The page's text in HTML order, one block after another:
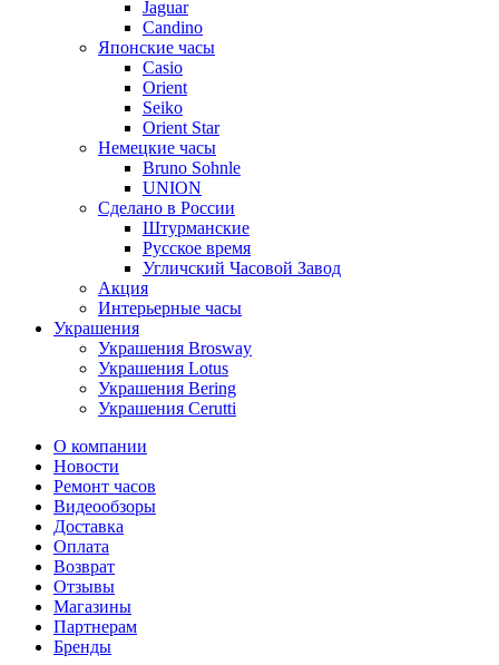
Jaguar
Candino
Японские часы
Casio
Orient
Seiko
Orient Star
Немецкие часы
Bruno Sohnle
UNION
Сделано в России
Штурманские
Русское время
Угличский Часовой Завод
Акция
Интерьерные часы
Украшения
Украшения Brosway
Украшения Lotus
Украшения Bering
Украшения Cerutti
О компании
Новости
Ремонт часов
Видеообзоры
Доставка
Оплата
Возврат
Отзывы
Магазины
Партнерам
Бренды